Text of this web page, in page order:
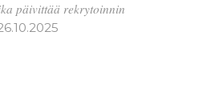
päivittää rekrytoinnin